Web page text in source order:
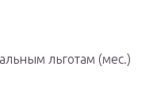
льготам (мес.)